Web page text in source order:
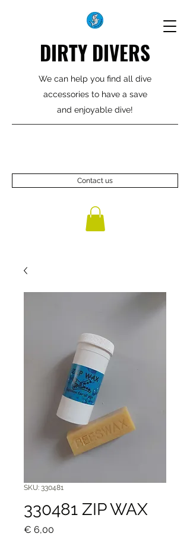
DIRTY DIVERS
We can help you find all dive
accessories to have a save
and enjoyable dive!
Contact us
SKU: 330481
330481 ZIP WAX
€ 6,00